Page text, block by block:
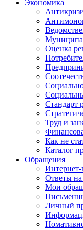
Экономика
Оценка
Стандарт
Труд и
Как не
Каталог
Обращения
Ответы
Мои
Личный